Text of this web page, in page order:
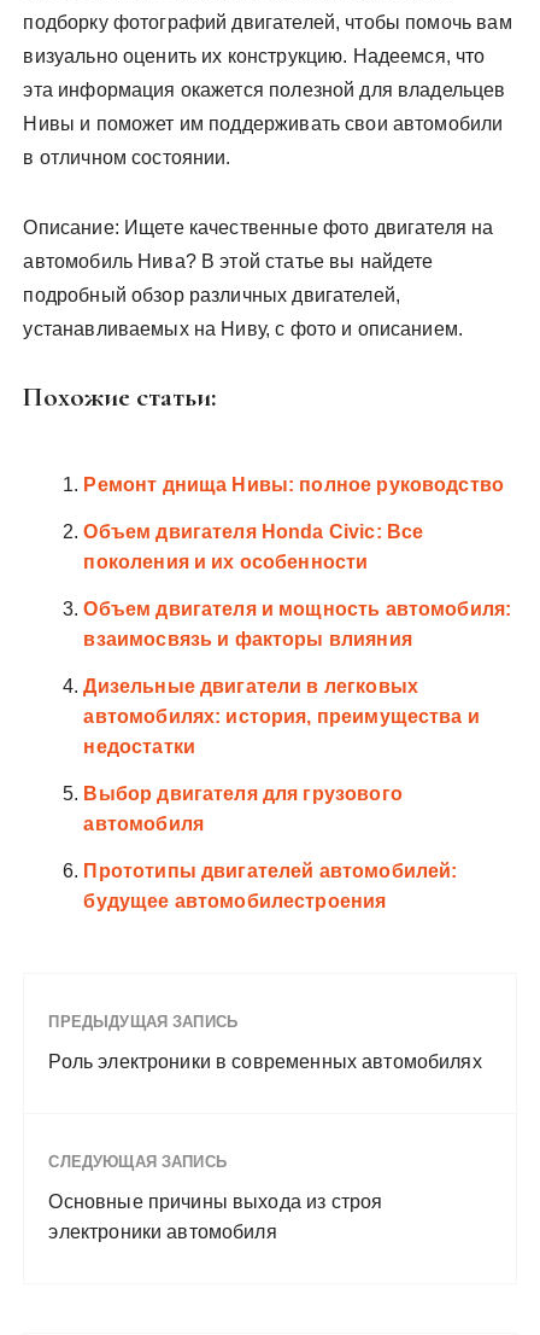
подборку фотографий двигателей, чтобы помочь вам
визуально оценить их конструкцию. Надеемся, что
эта информация окажется полезной для владельцев
Нивы и поможет им поддерживать свои автомобили
в отличном состоянии.
Описание: Ищете качественные фото двигателя на
автомобиль Нива? В этой статье вы найдете
подробный обзор различных двигателей,
устанавливаемых на Ниву, с фото и описанием.
Похожие статьи:
Ремонт днища Нивы: полное руководство
Объем двигателя Honda Civic: Все
поколения и их особенности
Объем двигателя и мощность автомобиля:
взаимосвязь и факторы влияния
Дизельные двигатели в легковых
автомобилях: история, преимущества и
недостатки
Выбор двигателя для грузового
автомобиля
Прототипы двигателей автомобилей:
будущее автомобилестроения
ПРЕДЫДУЩАЯ ЗАПИСЬ
Роль электроники в современных автомобилях
СЛЕДУЮЩАЯ ЗАПИСЬ
Основные причины выхода из строя
электроники автомобиля